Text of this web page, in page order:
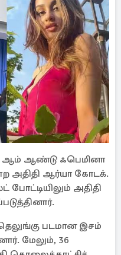
ஆம் ஆண்டு ஃபெமினா
அதிதி ஆர்யா கோடக்.
போட்டியிலும் அதிதி
படமான இசம்
மேலும், 36